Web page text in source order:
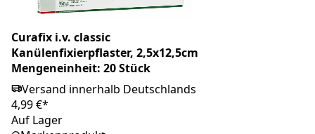
Curafix i.v. classic
Kanülenfixierpflaster, 2,5x12,5cm
Mengeneinheit: 20 Stück
Versand innerhalb Deutschlands
4,99 €*
Auf Lager